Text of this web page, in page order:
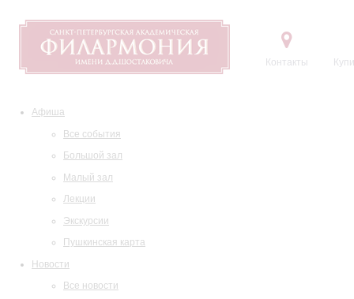
Контакты
Афиша
Все события
Большой зал
Малый зал
Лекции
Экскурсии
Пушкинская карта
Новости
Все новости